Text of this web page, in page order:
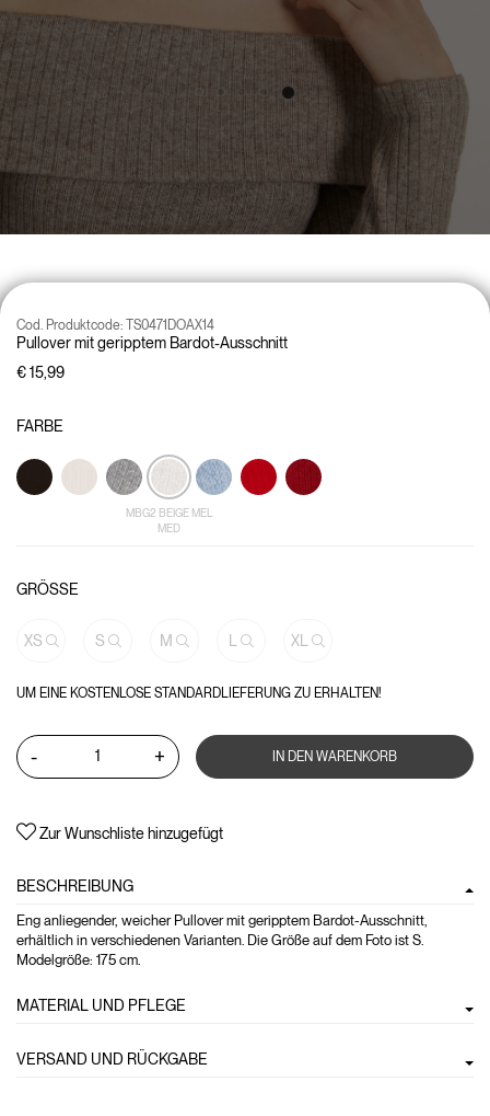
Pullover mit geripptem Bardot-Ausschnitt
Cod. Produktcode: TS0471DOAX14
€ 15,99
FARBE
MBG2 BEIGE MEL
MED
GRÖSSE
XS S M XL
UM EINE KOSTENLOSE STANDARDLIEFERUNG ZU ERHALTEN!
- + IN DEN WARENKORB
Zur Wunschliste hinzugefügt
BESCHREIBUNG
Eng anliegender, weicher Pullover mit geripptem Bardot-Ausschnitt,
erhältlich in verschiedenen Varianten. Die Größe auf dem Foto ist S.
Modelgröße: 175 cm.
MATERIAL UND PFLEGE
VERSAND UND RÜCKGABE